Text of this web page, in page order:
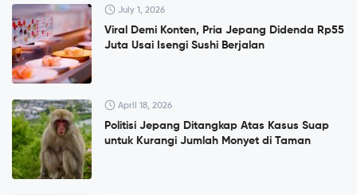
July 1, 2026
Viral Demi Konten, Pria Jepang Didenda Rp55
Juta Usai Isengi Sushi Berjalan
April 18, 2026
Politisi Jepang Ditangkap Atas Kasus Suap
untuk Kurangi Jumlah Monyet di Taman